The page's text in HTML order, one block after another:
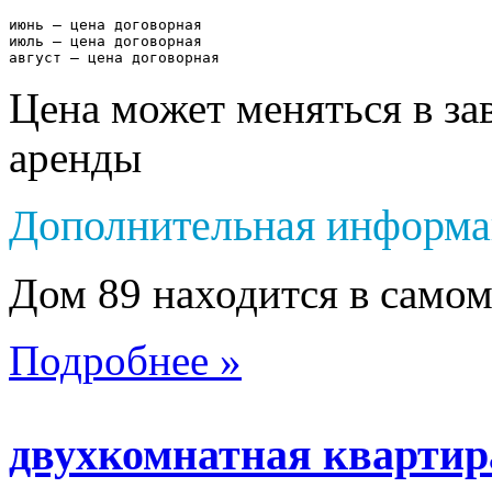
июнь – цена договорная
июль – цена договорная
август – цена договорная
Цена может меняться в
аренды
Дополнительная
Дом 89 находится в
Подробнее »
двухкомнатная